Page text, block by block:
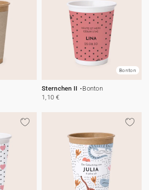
Bonton
Sternchen II
Bonton
1,10 €